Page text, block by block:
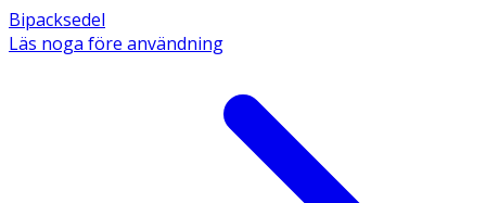
Bipacksedel
Läs noga före användning